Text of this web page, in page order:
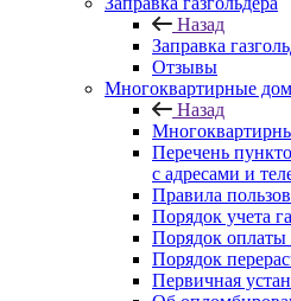
Назад
Заправка
Отзывы
Многоквартирные
Назад
Перечень
с адресами и
Правила
Порядок учета
Порядок оплаты
Порядок
Первичная